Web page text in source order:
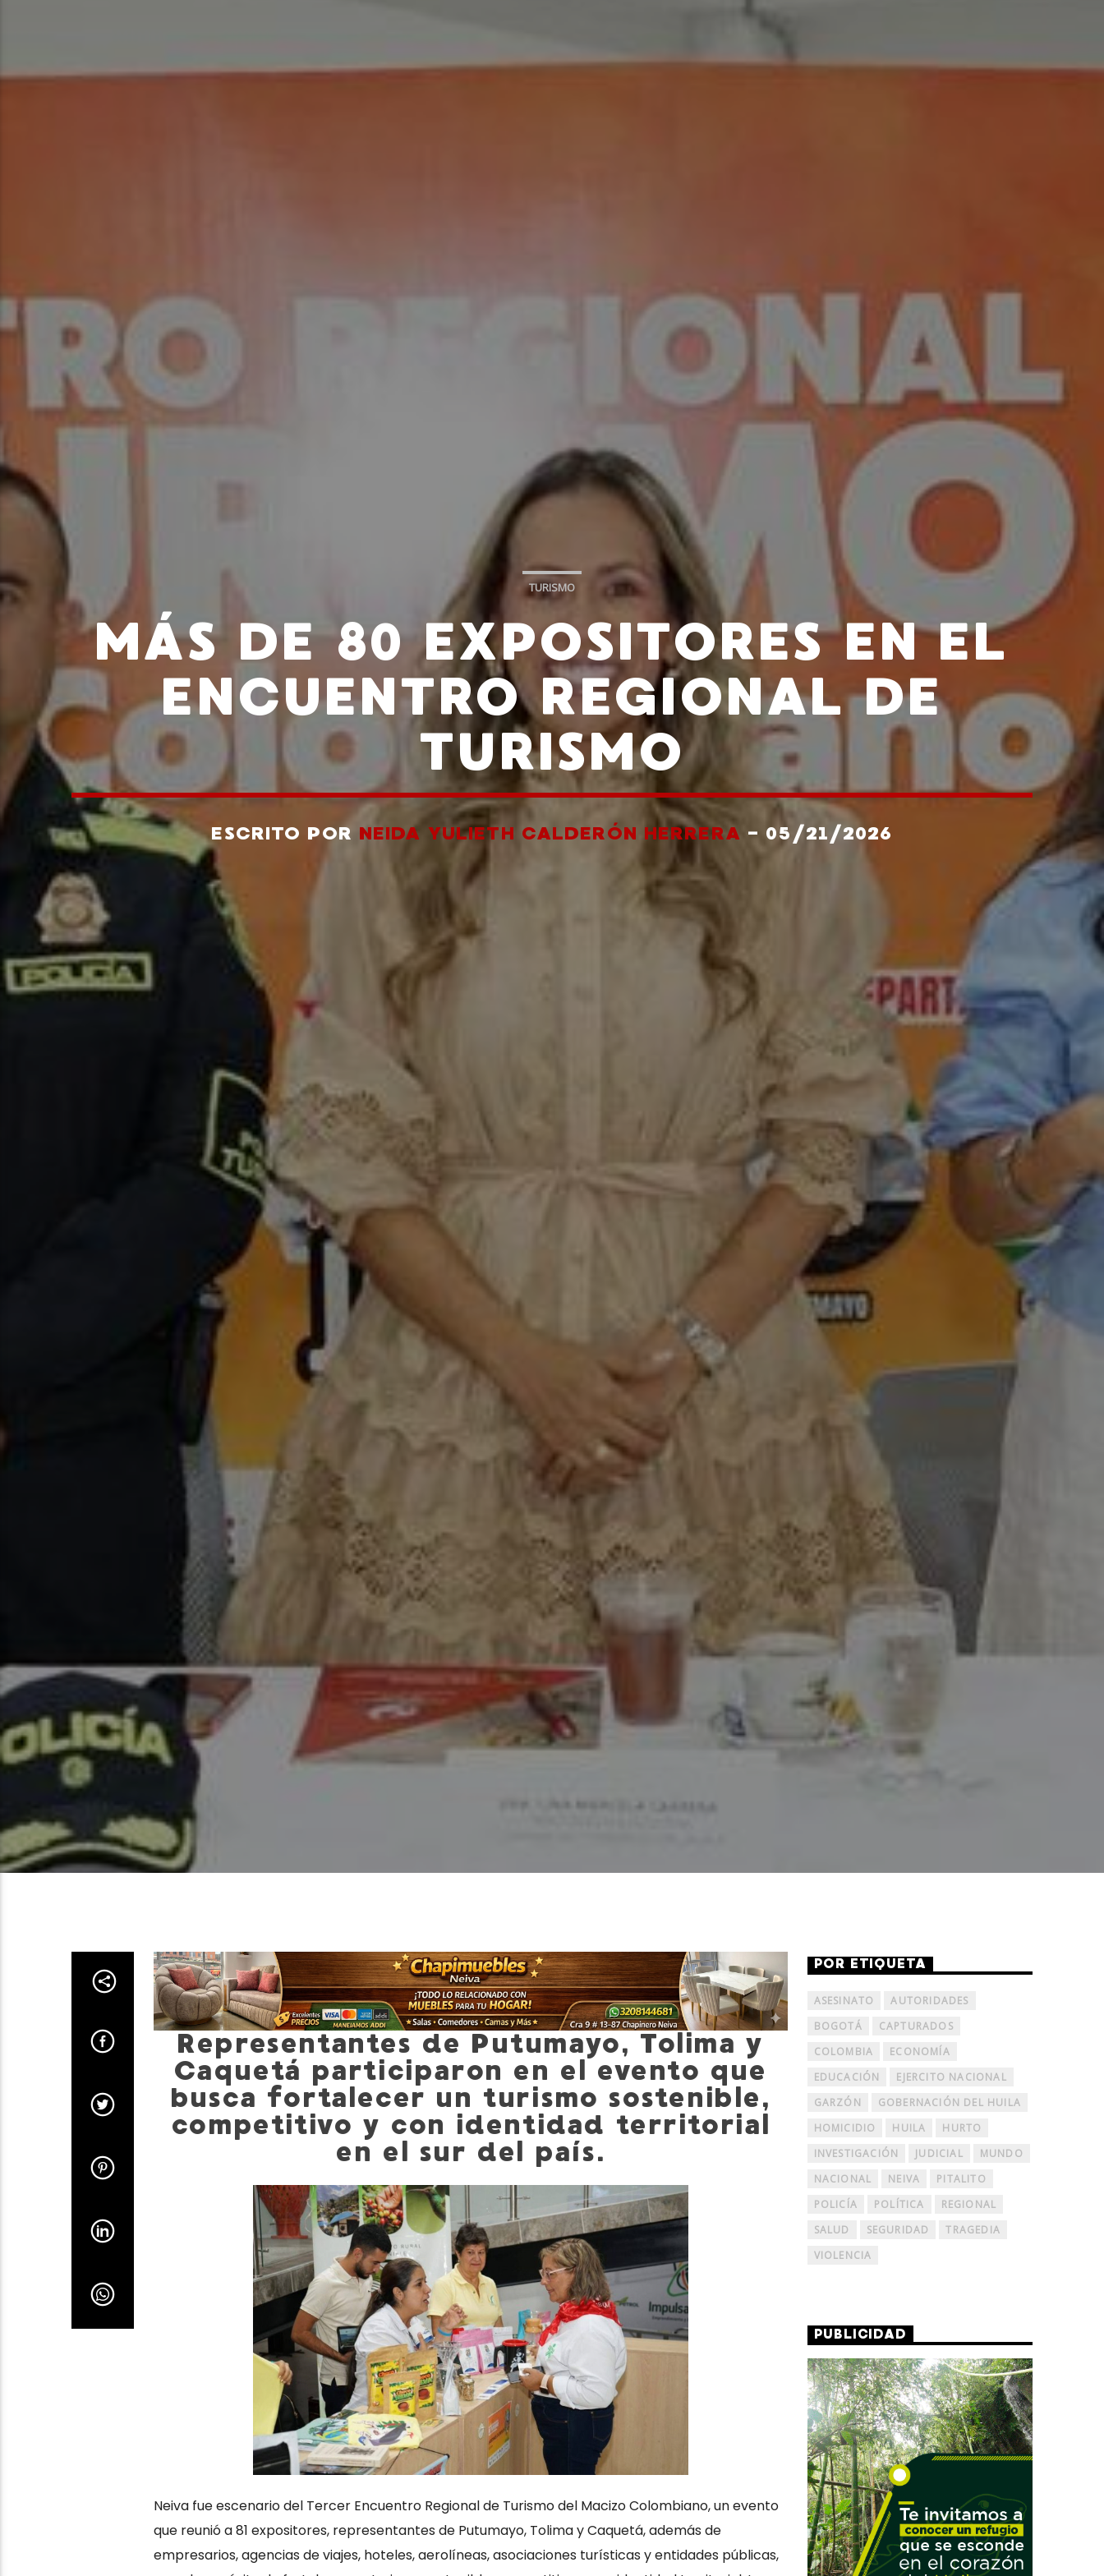
TURISMO
MÁS DE 80 EXPOSITORES EN EL
ENCUENTRO REGIONAL DE
TURISMO
ESCRITO POR NEIDA YULIETH CALDERÓN HERRERA - 05/21/2026
Representantes de Putumayo, Tolima y
Caquetá participaron en el evento que
busca fortalecer un turismo sostenible,
competitivo y con identidad territorial
en el sur del país.
Neiva fue escenario del Tercer Encuentro Regional de Turismo del Macizo Colombiano, un evento
que reunió a 81 expositores, representantes de Putumayo, Tolima y Caquetá, además de
empresarios, agencias de viajes, hoteles, aerolíneas, asociaciones turísticas y entidades públicas,
POR ETIQUETA
ASESINATO
AUTORIDADES
BOGOTÁ
CAPTURADOS
COLOMBIA
ECONOMÍA
EDUCACIÓN
EJERCITO NACIONAL
GARZÓN
GOBERNACIÓN DEL HUILA
HOMICIDIO
HUILA
HURTO
INVESTIGACIÓN
JUDICIAL
MUNDO
NACIONAL
NEIVA
PITALITO
POLICÍA
POLÍTICA
REGIONAL
SALUD
SEGURIDAD
TRAGEDIA
VIOLENCIA
PUBLICIDAD